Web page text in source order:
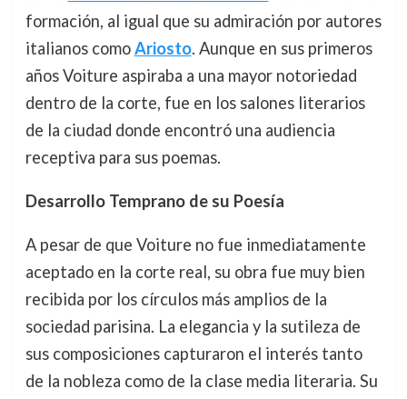
formación, al igual que su admiración por autores
italianos comoAriosto. Aunque en sus primeros
años Voiture aspiraba a una mayor notoriedad
dentro de la corte, fue en los salones literarios
de la ciudad donde encontró una audiencia
receptiva para sus poemas.
Desarrollo Temprano de su Poesía
A pesar de que Voiture no fue inmediatamente
aceptado en la corte real, su obra fue muy bien
recibida por los círculos más amplios de la
sociedad parisina. La elegancia y la sutileza de
sus composiciones capturaron el interés tanto
de la nobleza como de la clase media literaria. Su